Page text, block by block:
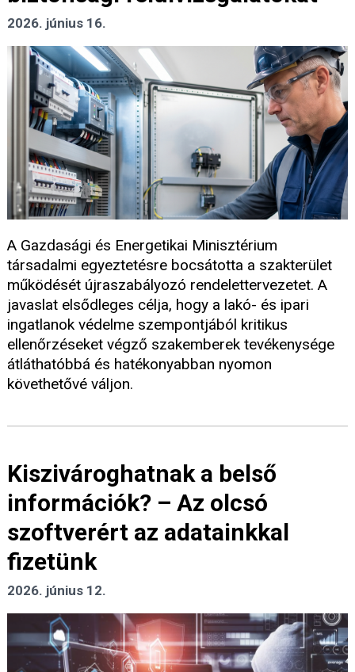
2026. június 16.
A Gazdasági és Energetikai Minisztérium
társadalmi egyeztetésre bocsátotta a szakterület
működését újraszabályozó rendelettervezetet. A
javaslat elsődleges célja, hogy a lakó- és ipari
ingatlanok védelme szempontjából kritikus
ellenőrzéseket végző szakemberek tevékenysége
átláthatóbbá és hatékonyabban nyomon
követhetővé váljon.
Kiszivároghatnak a belső
információk? – Az olcsó
szoftverért az adatainkkal
fizetünk
2026. június 12.